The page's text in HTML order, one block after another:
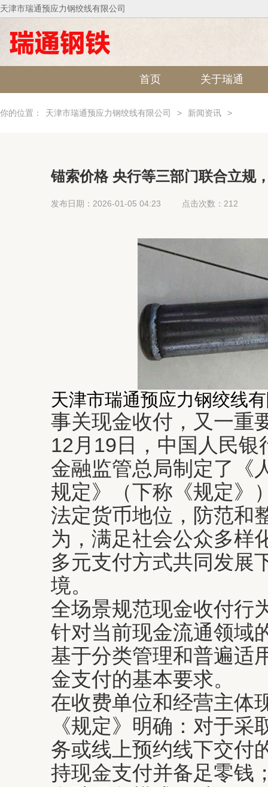
天津市瑞通预应力钢绞线有限公司
首页 关于瑞通
你的位置： 天津市瑞通预应力钢绞线有限公司 > 新闻资讯 >
锚索价格 央行等三部门联合立规
发布日期：2026-01-05 04:23 点击次数：212
天津市瑞通预应力钢绞线
事关现金收付，又一重
12月19日，中国人民
金融监管总局制定了《
规定》（下称《规定》
法定货币地位，防范和
为，满足社会公众多样
多元支付方式共同发展
境。
全场景规范现金收付行
针对当前现金流通领域
基于分类管理和普遍适
金支付的基本要求。
在收费单位和经营主体
《规定》明确：对于
务或线上预约线下交付
持现金支付并备足零钱